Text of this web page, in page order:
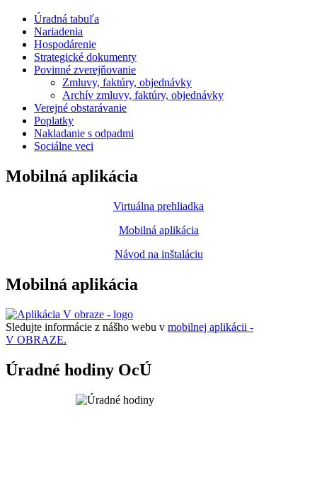
Úradná tabuľa
Nariadenia
Hospodárenie
Strategické dokumenty
Povinné zverejňovanie
Zmluvy, faktúry, objednávky
Archív zmluvy, faktúry, objednávky
Verejné obstarávanie
Poplatky
Nakladanie s odpadmi
Sociálne veci
Mobilná aplikácia
Virtuálna prehliadka
Mobilná aplikácia
Návod na inštaláciu
Mobilná aplikácia
Sledujte informácie z nášho webu v mobilnej aplikácii -
V OBRAZE.
Úradné hodiny OcÚ